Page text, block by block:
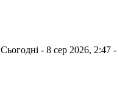
Сьогодні - 8 сер 2026, 2:47 -